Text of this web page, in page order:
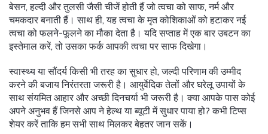
बेसन, हल्दी और तुलसी जैसी चीजें होती हैं जो त्वचा को साफ, नर्म और
चमकदार बनाती हैं। साथ ही, यह त्वचा के मृत कोशिकाओं को हटाकर नई
त्वचा को फलने-फूलने का मौका देता है। यदि सप्ताह में एक बार उबटन का
इस्तेमाल करें, तो उसका फर्क आपकी त्वचा पर साफ दिखेगा।
स्वास्थ्य या सौंदर्य किसी भी तरह का सुधार हो, जल्दी परिणाम की उम्मीद
करने की बजाय निरंतरता जरूरी है। आयुर्वेदिक तेलों और घरेलू उपायों के
साथ संयमित आहार और अच्छी दिनचर्या भी जरूरी है। क्या आपके पास कोई
अपने अनुभव हैं जिनसे आप ने हेल्थ या ब्यूटी में सुधार पाया हो? कभी टिप्स
शेयर करें ताकि हम सभी साथ मिलकर बेहतर जान सकें।